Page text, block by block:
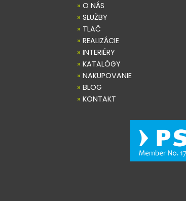
» O NÁS
» SLUŽBY
» TLAČ
» REALIZÁCIE
» INTERIÉRY
» KATALÓGY
» NAKUPOVANIE
» BLOG
» KONTAKT